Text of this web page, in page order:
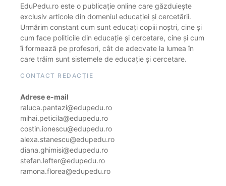
EduPedu.ro este o publicație online care găzduiește
exclusiv articole din domeniul educației și cercetării.
Urmărim constant cum sunt educați copiii noștri, cine și
cum face politicile din educație și cercetare, cine și cum
îi formează pe profesori, cât de adecvate la lumea în
care trăim sunt sistemele de educație și cercetare.
CONTACT REDACȚIE
Adrese e-mail
raluca.pantazi@edupedu.ro
mihai.peticila@edupedu.ro
costin.ionescu@edupedu.ro
alexa.stanescu@edupedu.ro
diana.ghimisi@edupedu.ro
stefan.lefter@edupedu.ro
ramona.florea@edupedu.ro